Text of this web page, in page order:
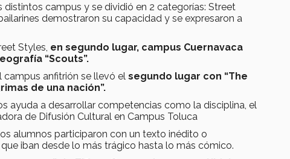
campus y se dividió en 2 categorías: Street
demostraron su capacidad y se expresaron a
Styles, en segundo lugar, campus Cuernavaca
“Scouts”.
campus anfitrión se llevó el segundo lugar con “The
de una nación”.
ayuda a desarrollar competencias como la disciplina, el
de Difusión Cultural en Campus Toluca
alumnos participaron con un texto inédito o
iban desde lo más trágico hasta lo más cómico.